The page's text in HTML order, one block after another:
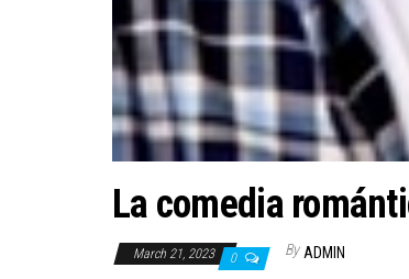
La comedia
March 21, 2023 0 By ADMIN